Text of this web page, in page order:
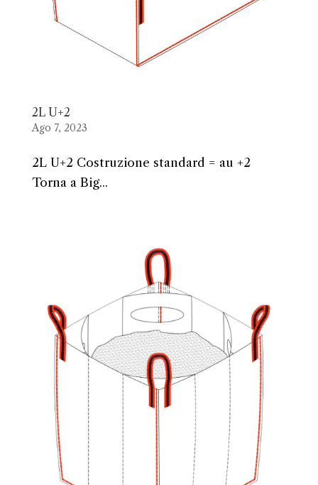
2L U+2
Ago 7, 2023
2L U+2 Costruzione standard = au +2
Torna a Big...